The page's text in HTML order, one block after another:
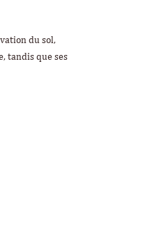
du sol,
tandis que ses